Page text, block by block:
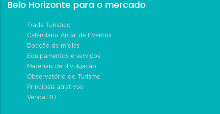
Belo Horizonte para o mercado
Trade Turístico
Calendário Anual de Eventos
Doação de mídias
Equipamentos e serviços
Materiais de divulgação
Observatório do Turismo
Principais atrativos
Venda BH